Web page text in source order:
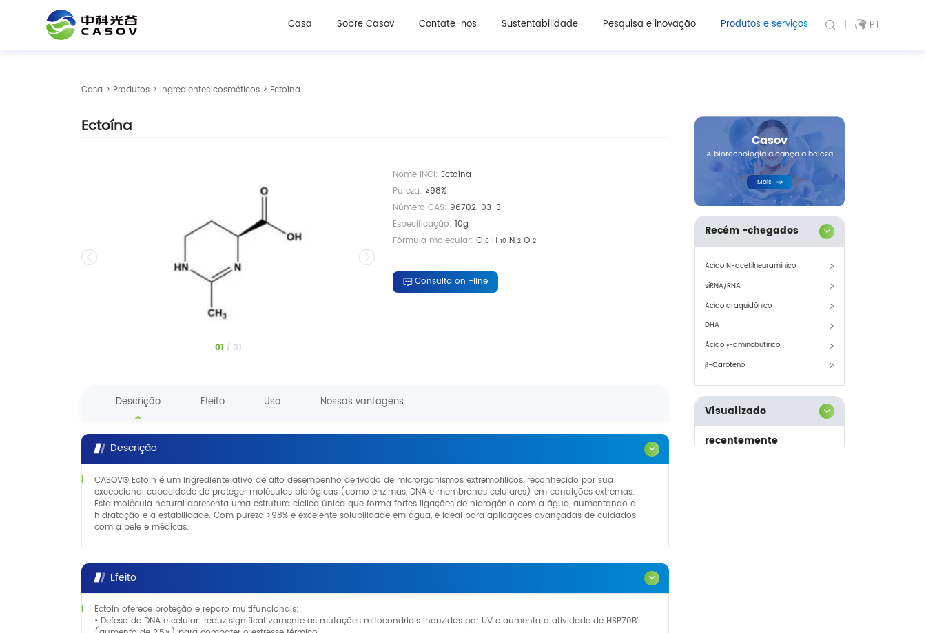
Casa Sobre Casov Contate-nos Sustentabilidade Pesquisa e inovação Produtos e serviços PT
Ingredientes cosméticos Ingredientes de suplemento de beleza oral
Casa > Produtos> Ingredientes cosméticos> Ectoína
Ectoína
1 / 1
Nome INCI: Ectoína
Pureza: ≥98%
Número CAS: 96702-03-3
Especificação: 10g
Fórmula molecular: C6 H10 N2 O2
Consulta on -line
Descrição Efeito Uso Nossas vantagens
Descrição
CASOV® Ectoin é um ingrediente ativo de alto desempenho derivado de microrganismos extremofílicos, reconhecido por sua
excepcional capacidade de proteger moléculas biológicas (como enzimas, DNA e membranas celulares) em condições extremas.
Esta molécula natural apresenta uma estrutura cíclica única que forma fortes ligações de hidrogênio com a água, aumentando a
hidratação e a estabilidade. Com pureza ≥98% e excelente solubilidade em água, é ideal para aplicações avançadas de cuidados
com a pele e médicas.
Efeito
Ectoin oferece proteção e reparo multifuncionais:
• Defesa de DNA e celular: reduz significativamente as mutações mitocondriais induzidas por UV e aumenta a atividade de HSP70B′
Casov
A biotecnologia alcança a beleza
Mais
Recém -chegados
Ácido N-acetilneuramínico
siRNA/RNA
Ácido araquidônico
DHA
Ácido γ-aminobutírico
β-Caroteno
Visualizado
recentemente